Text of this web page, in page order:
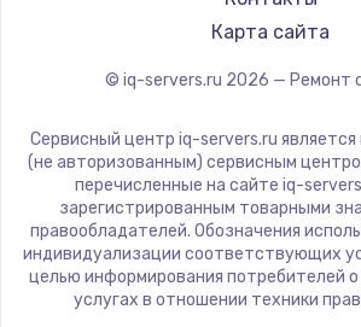
2100 руб.
Заказать
Ремонт цепей
3000 руб.
Заказать
Замена материнской
Карта сайта
© iq-servers.ru 2026 — Ремонт
Сервисный центр iq-servers.ru
(не авторизованным) сервисным
перечисленные на сайте iq-
зарегистрированным товарными
правообладателей. Обозначения
индивидуализации соответствующих
целью информирования потребителей
услугах в отношении техники